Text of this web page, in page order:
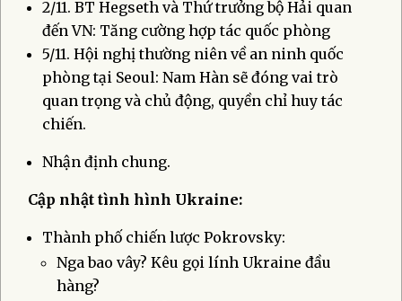
2/11. BT Hegseth và Thứ trưởng bộ Hải quan
đến VN: Tăng cường hợp tác quốc phòng
5/11. Hội nghị thường niên về an ninh quốc
phòng tại Seoul: Nam Hàn sẽ đóng vai trò
quan trọng và chủ động, quyền chỉ huy tác
chiến.
Nhận định chung.
Cập nhật tình hình Ukraine:
Thành phố chiến lược Pokrovsky:
Nga bao vây? Kêu gọi lính Ukraine đầu
hàng?